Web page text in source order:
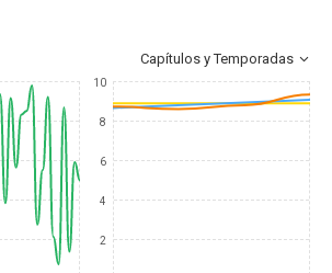
Capítulos y Temporadas
10
8
6
4
2